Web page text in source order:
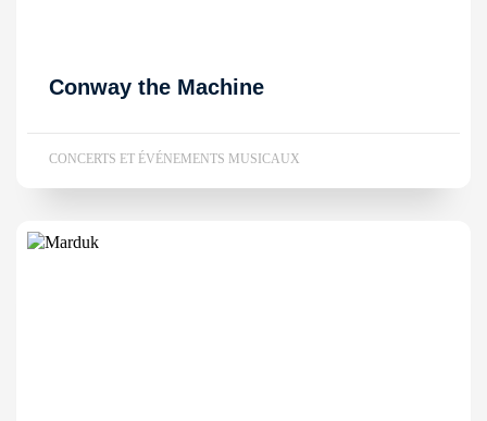
Conway the Machine
CONCERTS ET ÉVÉNEMENTS MUSICAUX